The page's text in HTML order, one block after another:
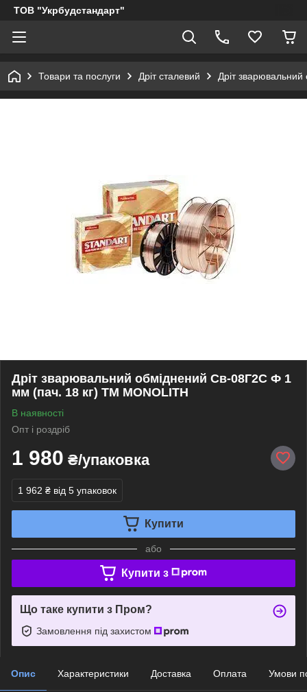
ТОВ "Укрбудстандарт"
Товари та послуги Дріт сталевий Дріт
Дріт зварювальний обміднений Св-08Г2С Ф 1
мм (пач. 18 кг) ТМ MONOLITH
В наявності
Опт і роздріб
1 980 ₴/упаковка
1 962 ₴ від 5 упаковок
Купити
або
Купити з
Що таке купити з Пром?
Замовлення під захистом
Опис Характеристики Доставка Оплата Умови